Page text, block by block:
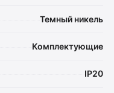
Темный никель
Комплектующие
IP20